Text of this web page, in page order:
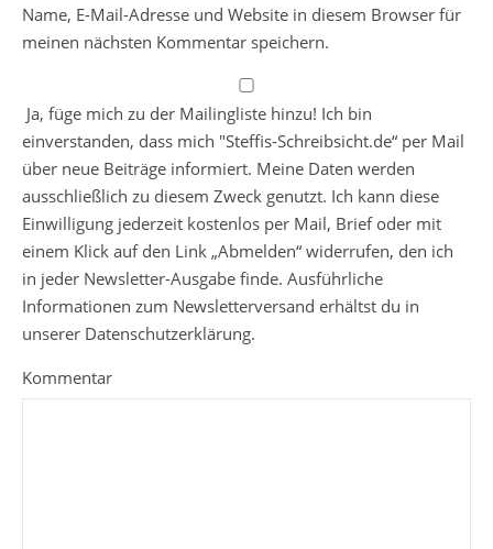
Name, E-Mail-Adresse und Website in diesem Browser für
meinen nächsten Kommentar speichern.
Ja, füge mich zu der Mailingliste hinzu! Ich bin
einverstanden, dass mich "Steffis-Schreibsicht.de“ per Mail
über neue Beiträge informiert. Meine Daten werden
ausschließlich zu diesem Zweck genutzt. Ich kann diese
Einwilligung jederzeit kostenlos per Mail, Brief oder mit
einem Klick auf den Link „Abmelden“ widerrufen, den ich
in jeder Newsletter-Ausgabe finde. Ausführliche
Informationen zum Newsletterversand erhältst du in
unserer Datenschutzerklärung.
Kommentar